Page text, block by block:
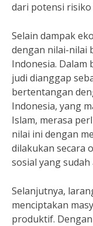
dari potensi
Selain dampak
dengan nilai-nilai
Indonesia. Dalam
judi dianggap
bertentangan
Indonesia, yang
Islam, merasa
nilai ini dengan
dilakukan secara
sosial yang sudah
Selanjutnya,
menciptakan
produktif.